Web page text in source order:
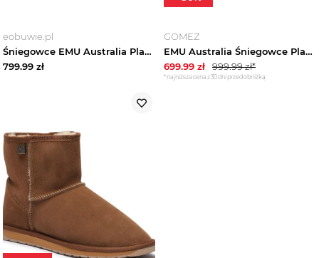
eobuwie.pl
Śniegowce EMU Australia Platinum Stinger Mini MP10003 Beżowy
799.99 zł
GOMEZ
EMU Australia Śniegowce Platinum Cooper | zamsz | z dodatkiem wełny czarny
699.99 zł 999.99zł*
*najniższa cena z 30 dni przed obniżką